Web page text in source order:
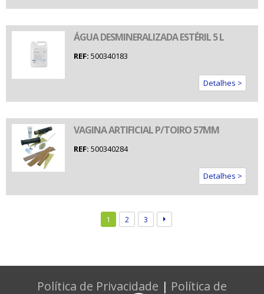
ÁGUA DESMINERALIZADA ESTÉRIL 5 L
REF: 500340183
Detalhes >
VAGINA ARTIFICIAL P/TOIRO 57MM
REF: 500340284
Detalhes >
1 2 3
Política de Privacidade | Política de